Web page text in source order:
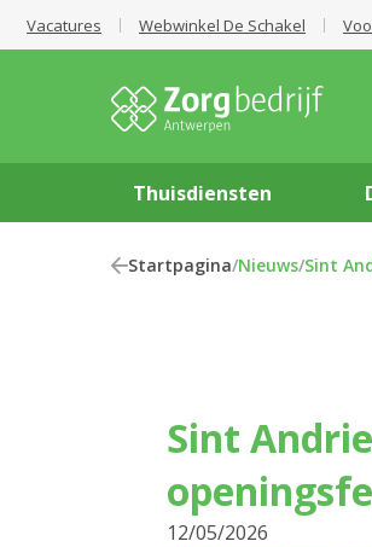
Vacatures Webwinkel De Schakel
Thuisdiensten
Startpagina/Nieuws/Sint
Sint
12/05/2026